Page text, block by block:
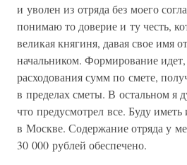
и уволен из отряда без моего
понимаю то доверие и ту честь,
великая княгиня, давая свое имя
начальником. Формирование
расходования сумм по смете,
в пределах сметы. В остальном я
что предусмотрел все. Буду
в Москве. Содержание отряда у
30 000 рублей обеспечено.